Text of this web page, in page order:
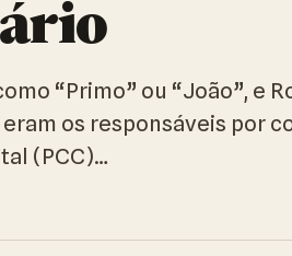
“Primo” ou “João”, e
os responsáveis por
(PCC)…